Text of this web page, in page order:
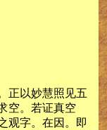
正以妙慧照见五
空。若证真空
观字。在因。即